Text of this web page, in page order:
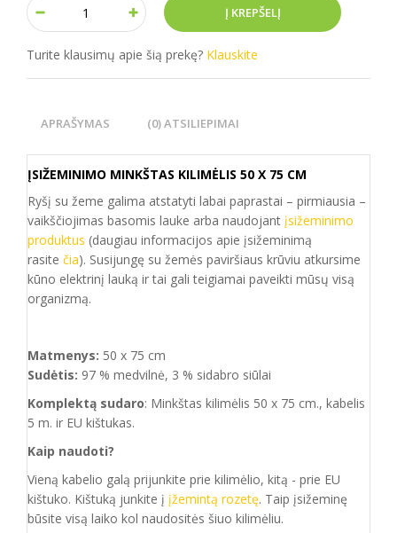
Turite klausimų apie šią prekę? Klauskite
APRAŠYMAS (0) ATSILIEPIMAI
ĮSIŽEMINIMO MINKŠTAS KILIMĖLIS 50 X 75 CM
Ryšį su žeme galima atstatyti labai paprastai – pirmiausia –
vaikščiojimas basomis lauke arba naudojant įsižeminimo
produktus (daugiau informacijos apie įsižeminimą
rasite čia). Susijungę su žemės paviršiaus krūviu atkursime
kūno elektrinį lauką ir tai gali teigiamai paveikti mūsų visą
organizmą.
Matmenys: 50 x 75 cm
Sudėtis: 97 % medvilnė, 3 % sidabro siūlai
Komplektą sudaro: Minkštas kilimėlis 50 x 75 cm., kabelis
5 m. ir EU kištukas.
Kaip naudoti?
Vieną kabelio galą prijunkite prie kilimėlio, kitą - prie EU
kištuko. Kištuką junkite į įžemintą rozetę. Taip įsižeminę
būsite visą laiko kol naudositės šiuo kilimėliu.